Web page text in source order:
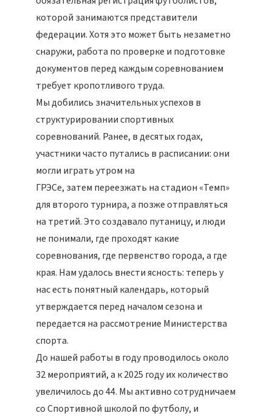
которой занимаются представители
федерации. Хотя это может быть незаметно
снаружи, работа по проверке и подготовке
документов перед каждым соревнованием
требует кропотливого труда.
Мы добились значительных успехов в
структурировании спортивных
соревнований. Ранее, в десятых годах,
участники часто путались в расписании: они
могли играть утром на
ГРЭСе, затем переезжать на стадион «Темп»
для второго турнира, а позже отправляться
на третий. Это создавало путаницу, и люди
не понимали, где проходят какие
соревнования, где первенство города, а где
края. Нам удалось внести ясность: теперь у
нас есть понятный календарь, который
утверждается перед началом сезона и
передается на рассмотрение Министерства
спорта.
До нашей работы в году проводилось около
32 мероприятий, а к 2025 году их количество
увеличилось до 44. Мы активно сотрудничаем
со Спортивной школой по футболу, и